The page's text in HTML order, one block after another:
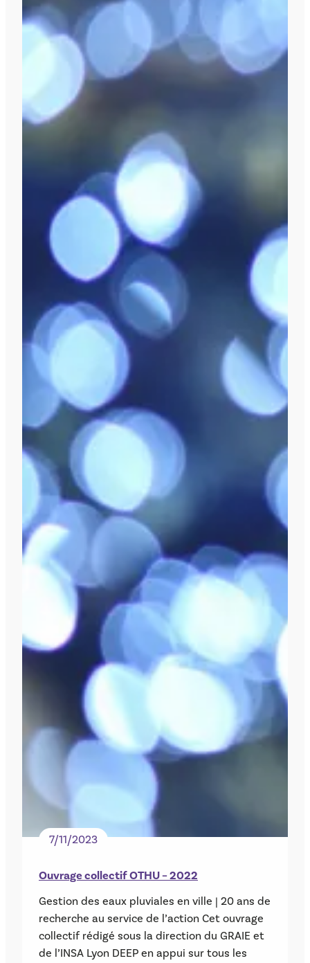
7/11/2023
Ouvrage collectif OTHU – 2022
Gestion des eaux pluviales en ville | 20 ans de
recherche au service de l’action Cet ouvrage
collectif rédigé sous la direction du GRAIE et
de l’INSA Lyon DEEP en appui sur tous les